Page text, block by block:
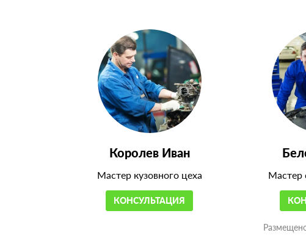
Королев Иван
Мастер кузовного цеха
КОНСУЛЬТАЦИЯ
Мастер